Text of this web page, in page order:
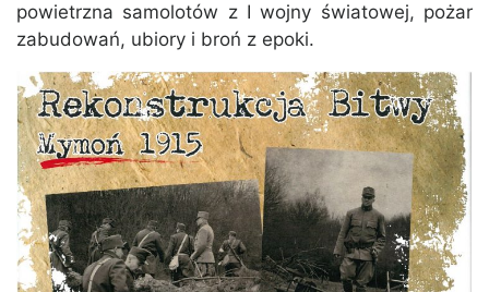
powietrzna samolotów z I wojny światowej, pożar
zabudowań, ubiory i broń z epoki.